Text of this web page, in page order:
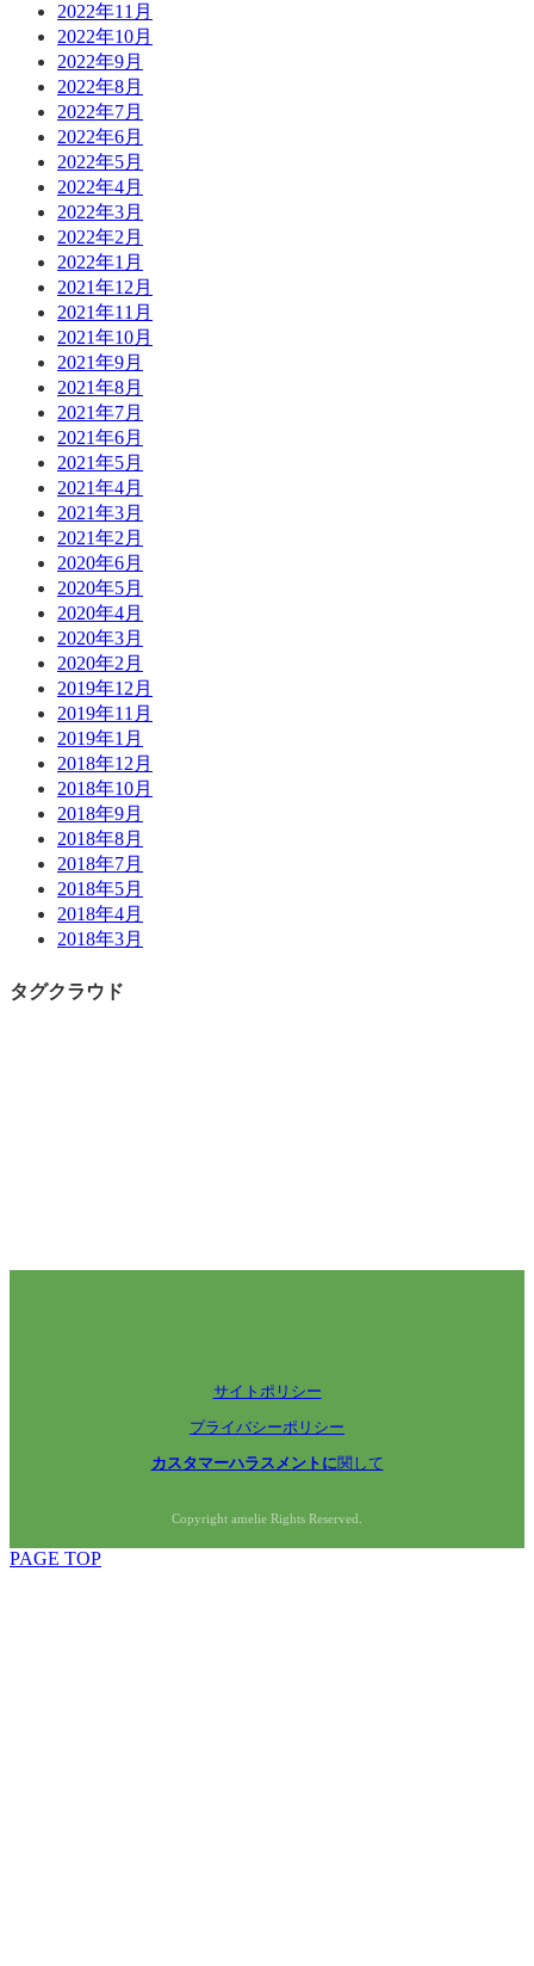
2022年11月
2022年10月
2022年9月
2022年8月
2022年7月
2022年6月
2022年5月
2022年4月
2022年3月
2022年2月
2022年1月
2021年12月
2021年11月
2021年10月
2021年9月
2021年8月
2021年7月
2021年6月
2021年5月
2021年4月
2021年3月
2021年2月
2020年6月
2020年5月
2020年4月
2020年3月
2020年2月
2019年12月
2019年11月
2019年1月
2018年12月
2018年10月
2018年9月
2018年8月
2018年7月
2018年5月
2018年4月
2018年3月
タグクラウド
サイトポリシー
プライバシーポリシー
カスタマーハラスメントに関して
Copyright amelie Rights Reserved.
PAGE TOP